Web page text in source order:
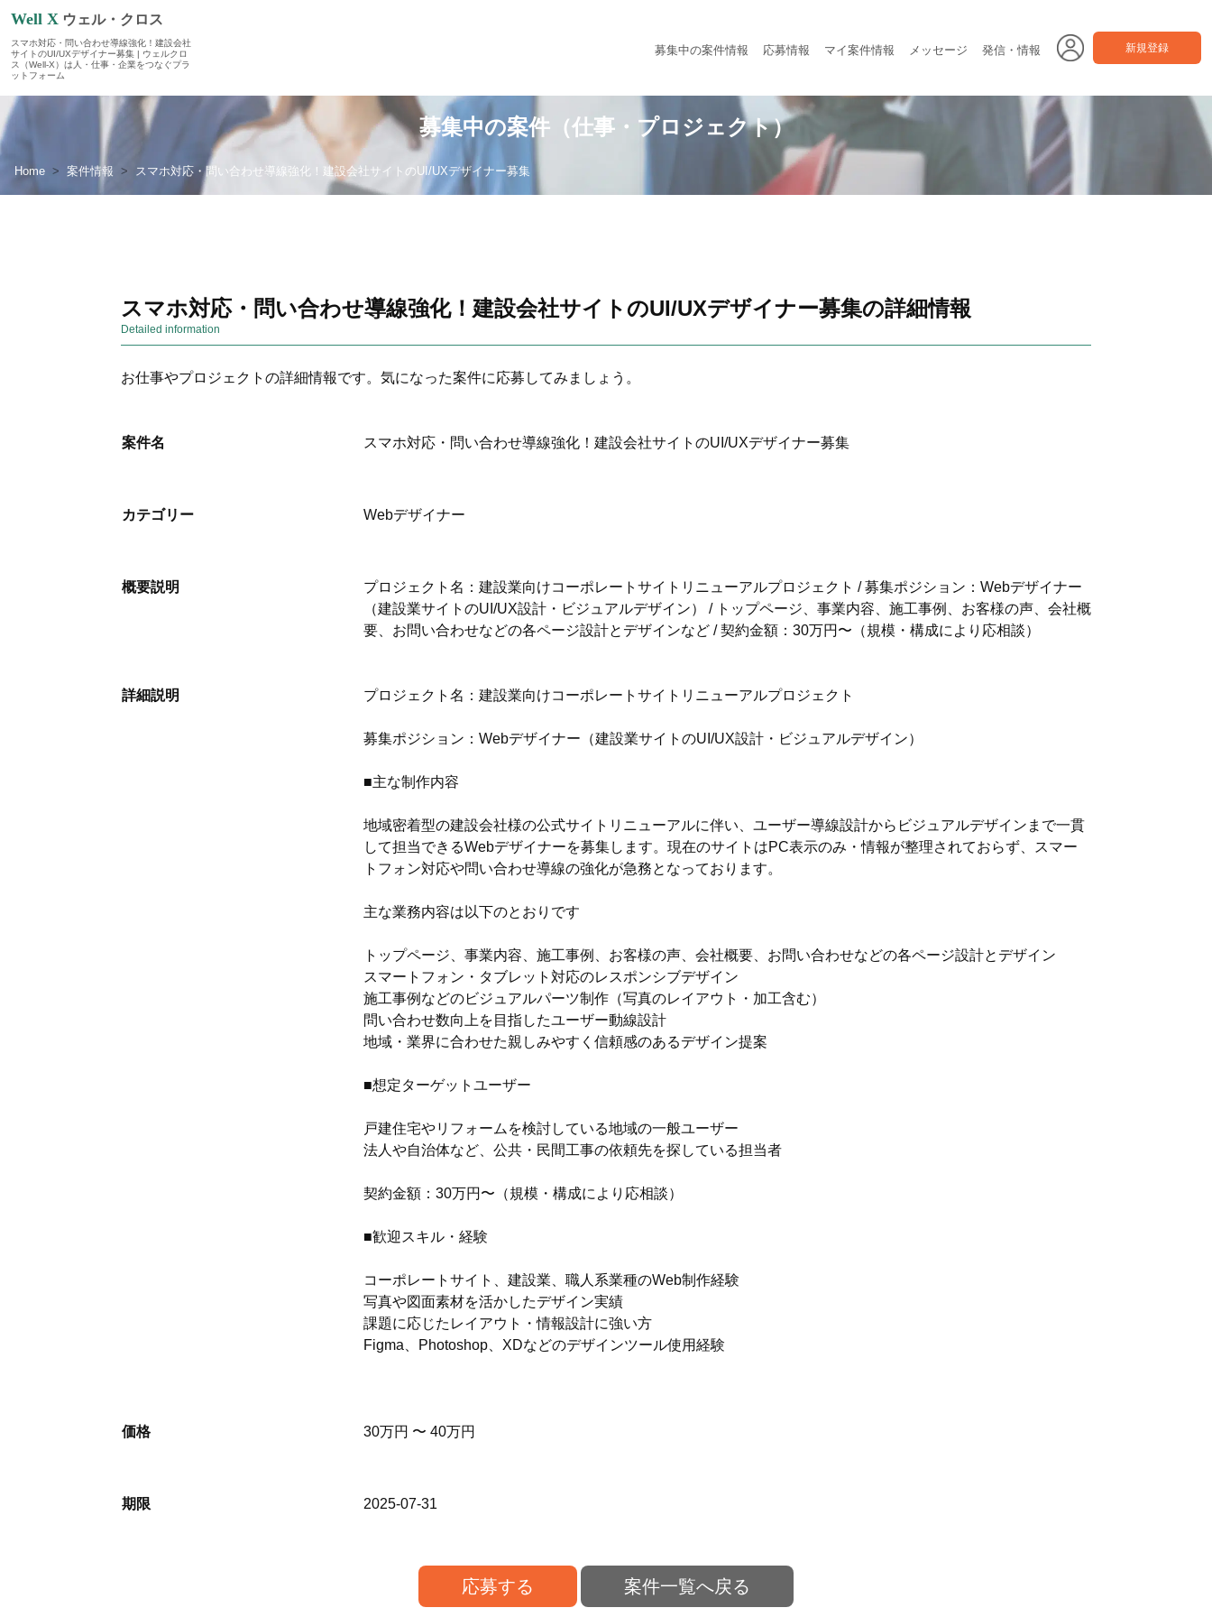
Well X ウェル・クロス
スマホ対応・問い合わせ導線強化！建設会社
サイトのUI/UXデザイナー募集 | ウェルクロ
ス（Well-X）は人・仕事・企業をつなぐプラ
ットフォーム
募集中の案件情報 応募情報 マイ案件情報 メッセージ 発信・情報 新規登録
Home 案件情報 スマホ対応・問い合わせ導線強化！建設会社サイトのUI/UXデザイナー募集
募集中の案件（仕事・プロジェクト）
スマホ対応・問い合わせ導線強化！建設会社サイトのUI/UXデザイナー募集の詳細情報
Detailed information
お仕事やプロジェクトの詳細情報です。気になった案件に応募してみましょう。
案件名 スマホ対応・問い合わせ導線強化！建設会社サイトのUI/UXデザイナー募集
カテゴリー Webデザイナー
概要説明
プロジェクト名：建設業向けコーポレートサイトリニューアルプロジェクト / 募集ポジション：Webデザイナー
（建設業サイトのUI/UX設計・ビジュアルデザイン） / トップページ、事業内容、施工事例、お客様の声、会社概
要、お問い合わせなどの各ページ設計とデザインなど / 契約金額：30万円〜（規模・構成により応相談）
詳細説明 プロジェクト名：建設業向けコーポレートサイトリニューアルプロジェクト
募集ポジション：Webデザイナー（建設業サイトのUI/UX設計・ビジュアルデザイン）
■主な制作内容
地域密着型の建設会社様の公式サイトリニューアルに伴い、ユーザー導線設計からビジュアルデザインまで一貫
して担当できるWebデザイナーを募集します。現在のサイトはPC表示のみ・情報が整理されておらず、スマー
トフォン対応や問い合わせ導線の強化が急務となっております。
主な業務内容は以下のとおりです
トップページ、事業内容、施工事例、お客様の声、会社概要、お問い合わせなどの各ページ設計とデザイン
スマートフォン・タブレット対応のレスポンシブデザイン
施工事例などのビジュアルパーツ制作（写真のレイアウト・加工含む）
問い合わせ数向上を目指したユーザー動線設計
地域・業界に合わせた親しみやすく信頼感のあるデザイン提案
■想定ターゲットユーザー
戸建住宅やリフォームを検討している地域の一般ユーザー
法人や自治体など、公共・民間工事の依頼先を探している担当者
契約金額：30万円〜（規模・構成により応相談）
■歓迎スキル・経験
コーポレートサイト、建設業、職人系業種のWeb制作経験
写真や図面素材を活かしたデザイン実績
課題に応じたレイアウト・情報設計に強い方
Figma、Photoshop、XDなどのデザインツール使用経験
価格 30万円 〜 40万円
期限 2025-07-31
応募する 案件一覧へ戻る